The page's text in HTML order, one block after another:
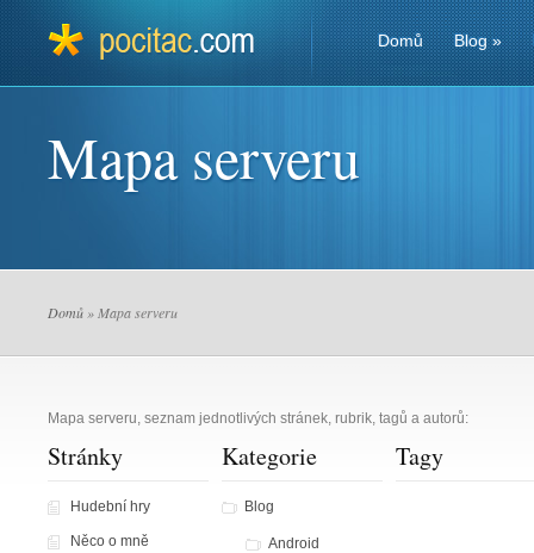
Domů Blog»
Mapa serveru
Domů » Mapa serveru
Mapa serveru, seznam jednotlivých stránek, rubrik, tagů a autorů:
Stránky
Hudební hry
Něco o mně
Kategorie
Blog
Android
Tagy